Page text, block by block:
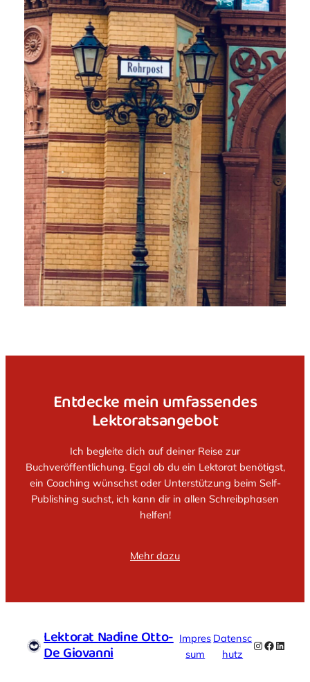
Entdecke mein umfassendes
Lektoratsangebot
Ich begleite dich auf deiner Reise zur
Buchveröffentlichung. Egal ob du ein Lektorat benötigst,
ein Coaching wünschst oder Unterstützung beim Self-
Publishing suchst, ich kann dir in allen Schreibphasen
helfen!
Mehr dazu
Lektorat Nadine Otto-
De Giovanni
Impres
sum
Datensc
hutz
Instagram